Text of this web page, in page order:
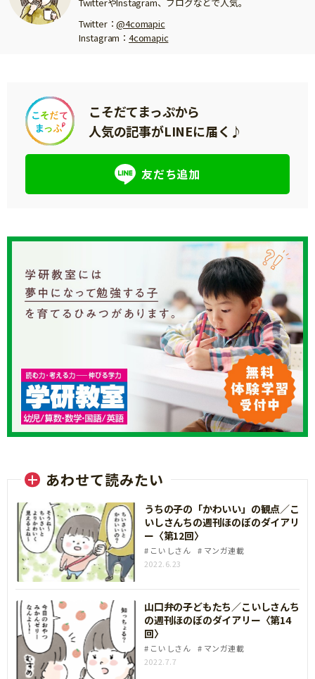
Twitter：@4comapic
Instagram： 4comapic
こそだてまっぷから
人気の記事がLINEに届く♪
友だち追加
あわせて読みたい
うちの子の「かわいい」の観点／こ
いしさんちの週刊ほのぼのダイアリ
ー〈第12回〉
こいしさん
マンガ連載
2022.6.23
山口弁の子どもたち／こいしさんち
の週刊ほのぼのダイアリー〈第14
回〉
こいしさん
マンガ連載
2022.7.7